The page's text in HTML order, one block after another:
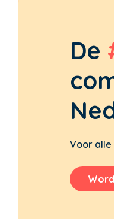
De
Voor
Word